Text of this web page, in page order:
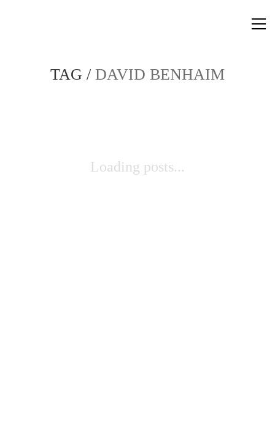
TAG / DAVID BENHAIM
Loading posts...